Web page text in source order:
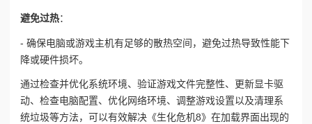
避免过热：
- 确保电脑或游戏主机有足够的散热空间，避免过热导致性能下
降或硬件损坏。
通过检查并优化系统环境、验证游戏文件完整性、更新显卡驱
动、检查电脑配置、优化网络环境、调整游戏设置以及清理系
统垃圾等方法，可以有效解决《生化危机8》在加载界面出现的